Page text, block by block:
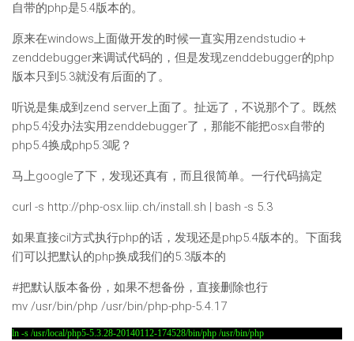
自带的php是5.4版本的。
原来在windows上面做开发的时候一直实用zendstudio＋
zenddebugger来调试代码的，但是发现zenddebugger的php
版本只到5.3就没有后面的了。
听说是集成到zend server上面了。扯远了，不说那个了。既然
php5.4没办法实用zenddebugger了，那能不能把osx自带的
php5.4换成php5.3呢？
马上google了下，发现还真有，而且很简单。一行代码搞定
curl -s http://php-osx.liip.ch/install.sh | bash -s 5.3
如果直接cil方式执行php的话，发现还是php5.4版本的。下面我
们可以把默认的php换成我们的5.3版本的
#把默认版本备份，如果不想备份，直接删除也行
mv /usr/bin/php /usr/bin/php-php-5.4.17
ln -s /usr/local/php5-5.3.28-20140112-174528/bin/php /usr/bin/php